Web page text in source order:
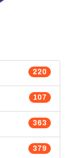
220
107
363
379